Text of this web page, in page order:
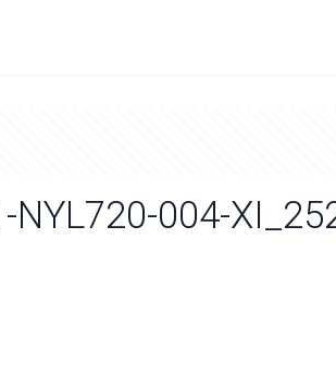
NYL720-004-